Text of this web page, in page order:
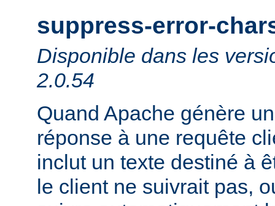
suppress-error-
Disponible dans les
2.0.54
Quand Apache génère
réponse à une requête
inclut un texte destiné à
le client ne suivrait pas,